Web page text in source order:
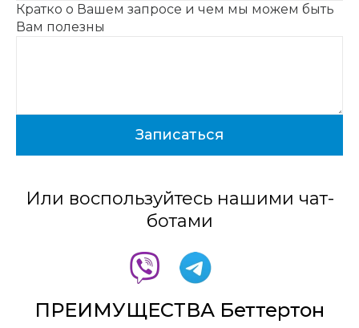
Кратко о Вашем запросе и чем мы можем быть
Вам полезны
Или воспользуйтесь нашими чат-
ботами
ПРЕИМУЩЕСТВА Беттертон